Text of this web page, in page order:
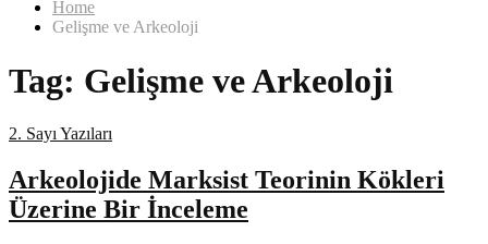
Home
Gelişme ve Arkeoloji
Tag: Gelişme ve Arkeoloji
2. Sayı Yazıları
Arkeolojide Marksist Teorinin Kökleri
Üzerine Bir İnceleme